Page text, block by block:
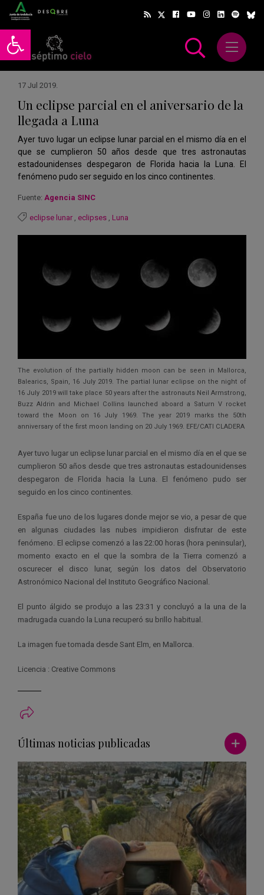
Abrir barra de herramientas
Abrir
17 Jul 2019.
Un eclipse parcial en el aniversario de la
llegada a Luna
Ayer tuvo lugar un eclipse lunar parcial en el mismo día en el
que se cumplieron 50 años desde que tres astronautas
estadounidenses despegaron de Florida hacia la Luna. El
fenómeno pudo ser seguido en los cinco continentes.
Fuente: Agencia SINC
eclipse lunar , eclipses , Luna
The evolution of the partially hidden moon can be seen in Mallorca,
Balearics, Spain, 16 July 2019. The partial lunar eclipse on the night of
16 July 2019 will take place 50 years after the astronauts Neil Armstrong,
Buzz Aldrin and Michael Collins launched aboard a Saturn V rocket
toward the Moon on 16 July 1969. The year 2019 marks the 50th
anniversary of the first moon landing on 20 July 1969. EFE/CATI CLADERA
Ayer tuvo lugar un eclipse lunar parcial en el mismo día en el que se
cumplieron 50 años desde que tres astronautas estadounidenses
despegaron de Florida hacia la Luna. El fenómeno pudo ser
seguido en los cinco continentes.
España fue uno de los lugares donde mejor se vio, a pesar de que
en algunas ciudades las nubes impidieron disfrutar de este
fenómeno. El eclipse comenzó a las 22:00 horas (hora peninsular),
momento exacto en el que la sombra de la Tierra comenzó a
oscurecer el disco lunar, según los datos del Observatorio
Astronómico Nacional del Instituto Geográfico Nacional.
El punto álgido se produjo a las 23:31 y concluyó a la una de la
madrugada cuando la Luna recuperó su brillo habitual.
La imagen fue tomada desde Sant Elm, en Mallorca.
Licencia : Creative Commons
Últimas noticias publicadas Ver más